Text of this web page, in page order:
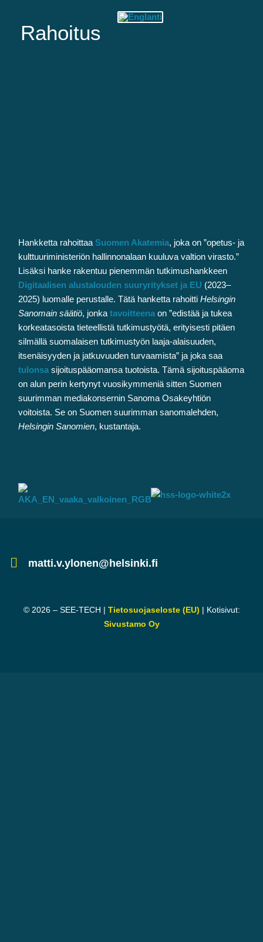
Rahoitus
Hankketta rahoittaaSuomen Akatemia, joka on ”opetus- ja
kulttuuriministeriön hallinnonalaan kuuluva valtion virasto.”
Lisäksi hanke rakentuu pienemmän tutkimushankkeen
Digitaalisen alustalouden suuryritykset ja EU (2023–
2025) luomalle perustalle. Tätä hanketta rahoittiHelsingin
Sanomain säätiö, jonkatavoitteena on ”edistää ja tukea
korkeatasoista tieteellistä tutkimustyötä, erityisesti pitäen
silmällä suomalaisen tutkimustyön laaja-alaisuuden,
itsenäisyyden ja jatkuvuuden turvaamista” ja joka saa
tulonsa sijoituspääomansa tuotoista. Tämä sijoituspääoma
on alun perin kertynyt vuosikymmeniä sitten Suomen
suurimman mediakonsernin Sanoma Osakeyhtiön
voitoista. Se on Suomen suurimman sanomalehden,
Helsingin Sanomien, kustantaja.
matti.v.ylonen@helsinki.fi
© 2026– SEE-TECH | Tietosuojaseloste (EU) | Kotisivut:
Sivustamo Oy